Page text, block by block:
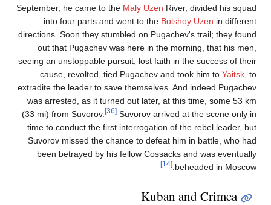
September, he came to the Maly Uzen River, divided his squad
into four parts and went to the Bolshoy Uzen in different
directions. Soon they stumbled on Pugachev's trail; they found
out that Pugachev was here in the morning, that his men,
seeing an unstoppable pursuit, lost faith in the success of their
cause, revolted, tied Pugachev and took him to Yaitsk , to
extradite the leader to save themselves. And indeed Pugachev
was arrested, as it turned out later, at this time, some 53 km
(33 mi) from Suvorov.
[36] Suvorov arrived at the scene only in
time to conduct the first interrogation of the rebel leader, but
Suvorov missed the chance to defeat him in battle, who had
been betrayed by his fellow Cossacks and was eventually
beheaded in Moscow.
[14]
Kuban and Crimea